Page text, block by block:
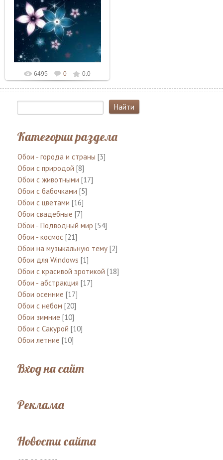
30.03.2010
Admin
6495 0 0.0
Категории раздела
Обои - города и страны [3]
Обои с природой [8]
Обои с животными [17]
Обои с бабочками [5]
Обои с цветами [16]
Обои свадебные [7]
Обои - Подводный мир [54]
Обои - космос [21]
Обои на музыкальную тему [2]
Обои для Windows [1]
Обои с красивой эротикой [18]
Обои - абстракция [17]
Обои осенние [17]
Обои с небом [20]
Обои зимние [10]
Обои с Сакурой [10]
Обои летние [10]
Вход на сайт
Реклама
Новости сайта